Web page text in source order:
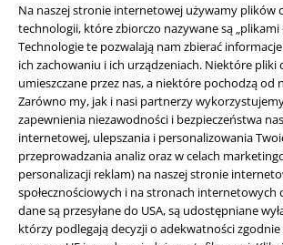
Na naszej stronie internetowej używamy plików
technologii, które zbiorczo nazywane są „plikami
Technologie te pozwalają nam zbierać
ich zachowaniu i ich urządzeniach. Niektóre pliki
umieszczane przez nas, a niektóre pochodzą od
Zarówno my, jak i nasi partnerzy
zapewnienia niezawodności i bezpieczeństwa
internetowej, ulepszania i personalizowania
przeprowadzania analiz oraz w celach
personalizacji reklam) na naszej stronie
społecznościowych i na stronach internetowych
dane są przesyłane do USA, są udostępniane
którzy podlegają decyzji o adekwatności
Informacje prawne